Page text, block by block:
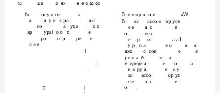
ru a a o ex e e o ac oc
Ec ocy o oe
a
a
a y e c pa a c
co a yxo o o
ap ypa, o o o e
po o p pe e
c e e.
.
(
B e o op x o e
x:
B
ac
acco o op yce
e e
a o
e
o
ee c
e
p ec a a ,
y p o a e o a a
axo c coe e
e
po o a. H
o a
e epepe a e o a
e o py a e o y
ac acco op yc
e e a o
e
o